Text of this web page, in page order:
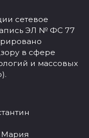
сетевое
ЭЛ № ФС 77
в сфере
и массовых
Мария